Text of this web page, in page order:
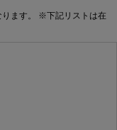
ます。 ※下記リストは在